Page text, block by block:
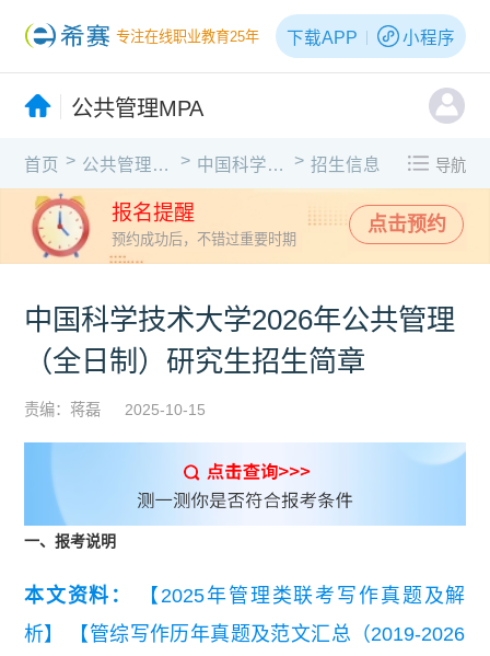
专注在线职业教育25年 下载APP 小程序
公共管理MPA
首页 > 公共管理MPA > 中国科学技术大学 > 招生信息 导航
报名提醒
预约成功后，不错过重要时期
点击预约
中国科学技术大学2026年公共管理
（全日制）研究生招生简章
责编：蒋磊 2025-10-15
一、报考说明
本文资料：
【2025年管理类联考写作真题及解
析】
【管综写作历年真题及范文汇总（2019-2026